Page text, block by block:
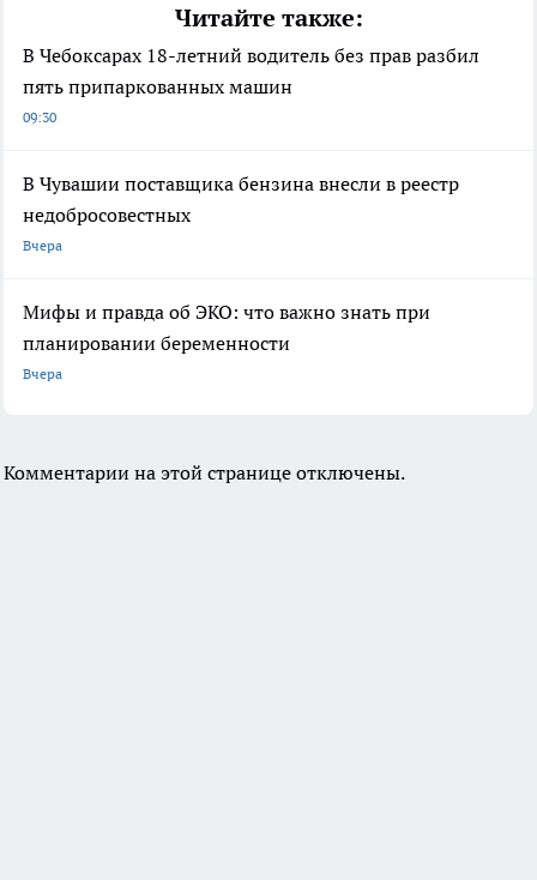
Читайте также:
В Чебоксарах 18-летний водитель без прав разбил
пять припаркованных машин
09:30
В Чувашии поставщика бензина внесли в реестр
недобросовестных
Вчера
Мифы и правда об ЭКО: что важно знать при
планировании беременности
Вчера
Комментарии на этой странице отключены.